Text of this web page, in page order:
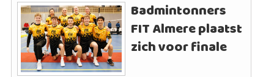
Badmintonners
FIT Almere plaatst
zich voor finale